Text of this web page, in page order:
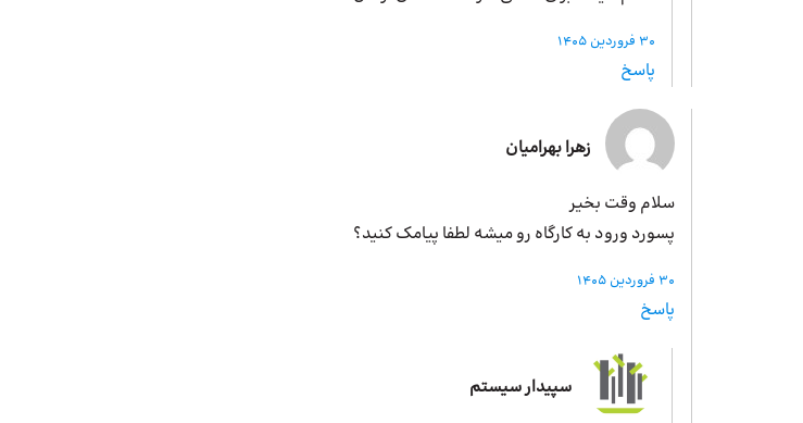
30 فروردین 1405
پاسخ
زهرا بهرامیان
سلام وقت بخیر
پسورد ورود به کارگاه رو میشه لطفا پیامک کنید؟
30 فروردین 1405
پاسخ
سپیدار سیستم